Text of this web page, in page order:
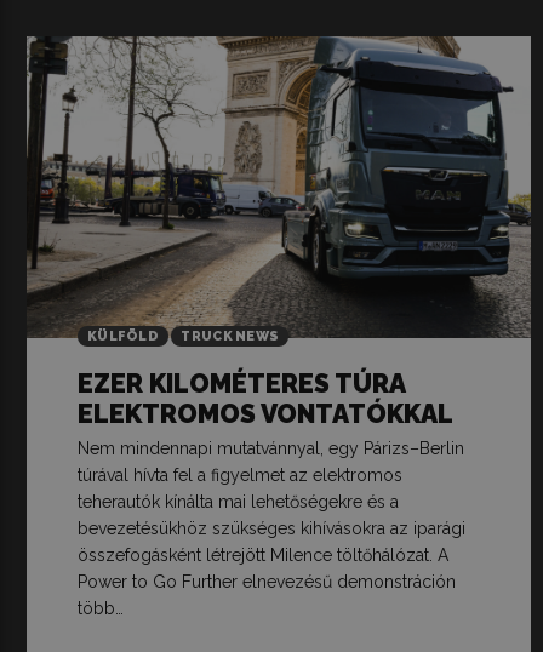
KÜLFÖLD TRUCK NEWS
EZER KILOMÉTERES TÚRA
ELEKTROMOS VONTATÓKKAL
Nem mindennapi mutatvánnyal, egy Párizs–Berlin
túrával hívta fel a figyelmet az elektromos
teherautók kínálta mai lehetőségekre és a
bevezetésükhöz szükséges kihívásokra az iparági
összefogásként létrejött Milence töltőhálózat. A
Power to Go Further elnevezésű demonstráción
több…